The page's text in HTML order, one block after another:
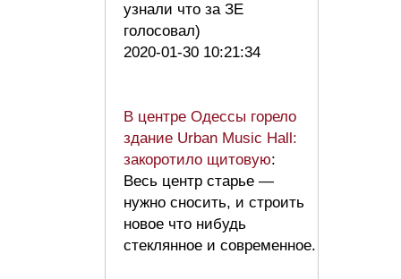
узнали что за ЗЕ
голосовал)
2020-01-30 10:21:34
В центре Одессы горело
здание Urban Music Hall:
закоротило щитовую:
Весь центр старье —
нужно сносить, и строить
новое что нибудь
стеклянное и современное.